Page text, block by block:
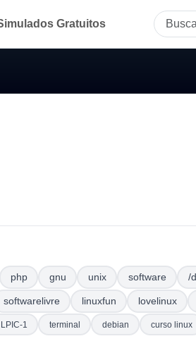
Gratuitos
php gnu unix software /
softwarelivre linuxfun lovelinux
LPIC-1 terminal debian curso linux